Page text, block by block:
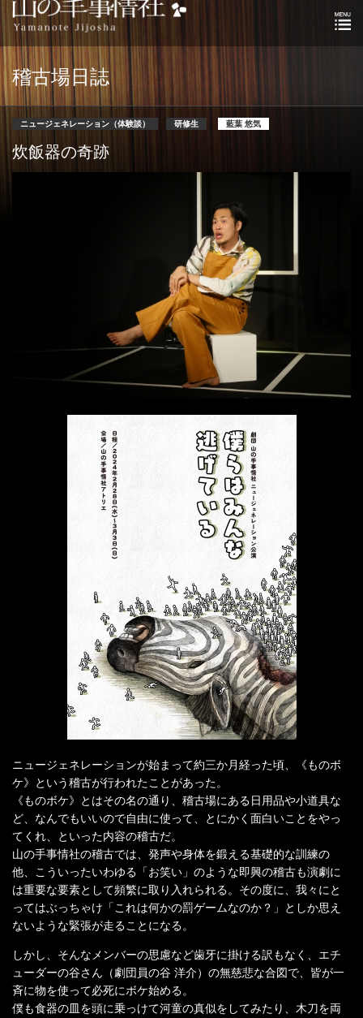
稽古場日誌
ニュージェネレーション（体験談） 研修生 藍葉 悠気
炊飯器の奇跡
ニュージェネレーションが始まって約三か月経った頃、《ものボ
ケ》という稽古が行われたことがあった。
《ものボケ》とはその名の通り、稽古場にある日用品や小道具な
ど、なんでもいいので自由に使って、とにかく面白いことをやっ
てくれ、といった内容の稽古だ。
山の手事情社の稽古では、発声や身体を鍛える基礎的な訓練の
他、こういったいわゆる「お笑い」のような即興の稽古も演劇に
は重要な要素として頻繁に取り入れられる。その度に、我々にと
ってはぶっちゃけ「これは何かの罰ゲームなのか？」としか思え
ないような緊張が走ることになる。
しかし、そんなメンバーの思慮など歯牙に掛ける訳もなく、エチ
ューダーの谷さん（劇団員の谷 洋介）の無慈悲な合図で、皆が一
斉に物を使って必死にボケ始める。
僕も食器の皿を頭に乗っけて河童の真似をしてみたり、木刀を両